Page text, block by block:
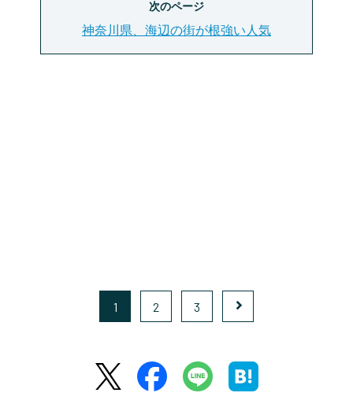
次のページ
神奈川県、海辺の街が根強い人気
1 2 3